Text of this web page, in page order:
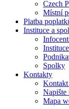
Czech
Místní
Platba
Instituce a
Spolky
Kontakty
Kontakt
Napište
Mapa